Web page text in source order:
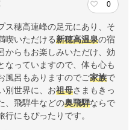
0
ス穂高連峰の足元にあり、そ
喫いただける新穂高温泉の宿
からもお楽しみいただけ、効
なっていますので、体も心も
風呂もありますのでご家族で
別世界に、お祖母さまもきっ
、飛騨牛などの奥飛騨ならで
行にもぴったりです。